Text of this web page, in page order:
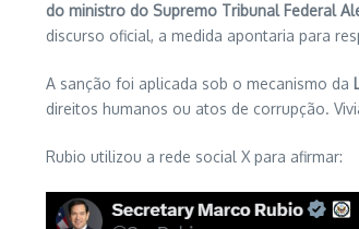
do ministro do Supremo Tribunal Federal
discurso oficial, a medida apontaria para
A sanção foi aplicada sob o mecanismo da
direitos humanos ou atos de corrupção.
Rubio utilizou a rede social X para afirmar: